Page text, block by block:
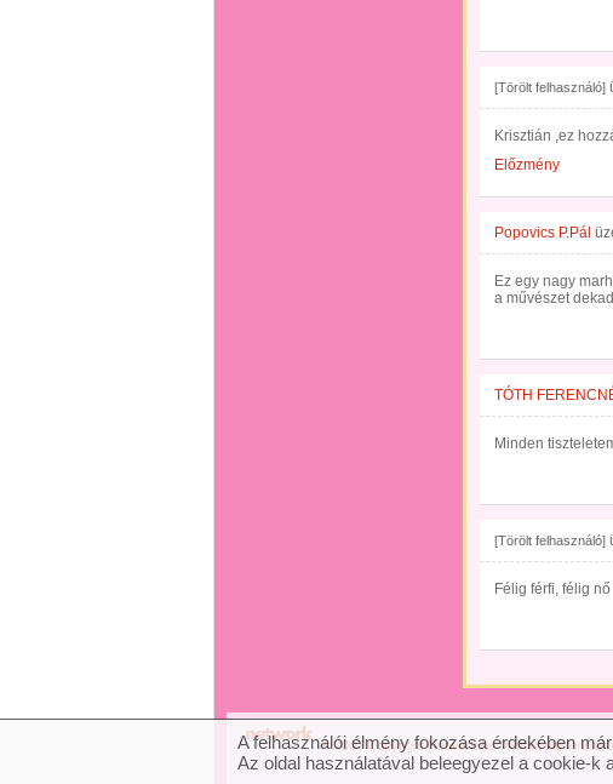
[Törölt felhasználó]
Krisztián ,ez
Előzmény
Popovics P.Pál
Ez egy nagy
a művészet
TÓTH
Minden
[Törölt felhasználó]
Félig férfi, félig
© 2007 Copyright Network.hu Minden jog
A felhasználói élmény fokozása érdekében
Az oldal használatával beleegyezel a cookie-k